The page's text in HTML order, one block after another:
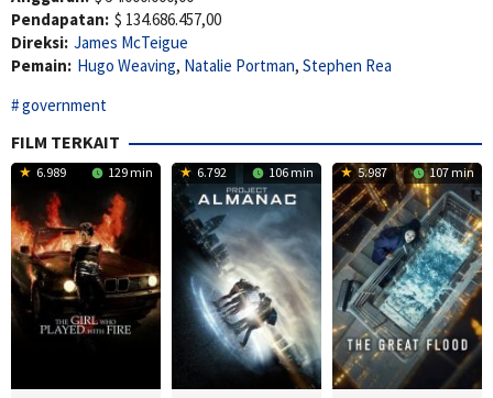
Pendapatan: $ 134.686.457,00
Direksi: James McTeigue
Pemain: Hugo Weaving, Natalie Portman, Stephen Rea
government
FILM TERKAIT
6.989 129 min 6.792 106 min 5.987 107 min